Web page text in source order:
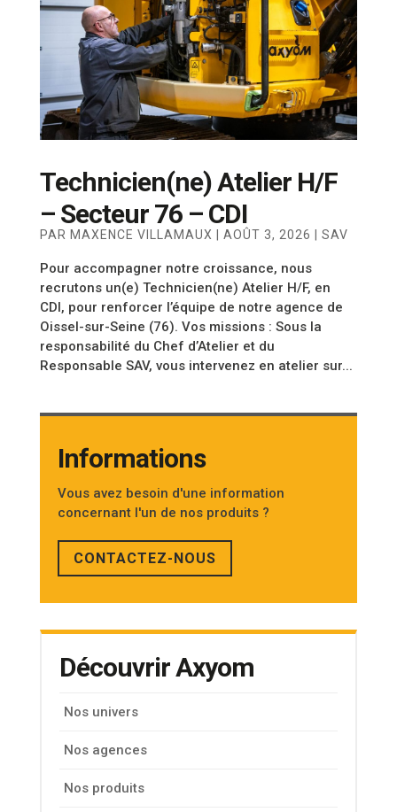
Technicien(ne) Atelier H/F
– Secteur 76 – CDI
PAR MAXENCE VILLAMAUX AOÛT 3, 2026 SAV
Pour accompagner notre croissance, nous
recrutons un(e) Technicien(ne) Atelier H/F, en
CDI, pour renforcer l’équipe de notre agence de
Oissel-sur-Seine (76). Vos missions : Sous la
responsabilité du Chef d’Atelier et du
Responsable SAV, vous intervenez en atelier sur...
Informations
Vous avez besoin d'une information
concernant l'un de nos produits ?
CONTACTEZ-NOUS
Découvrir Axyom
Nos univers
Nos agences
Nos produits